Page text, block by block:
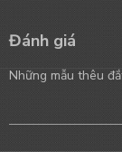
Đánh giá
Những mẫu thêu